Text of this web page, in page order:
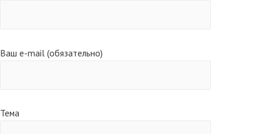
Ваш e-mail (обязательно)
Тема